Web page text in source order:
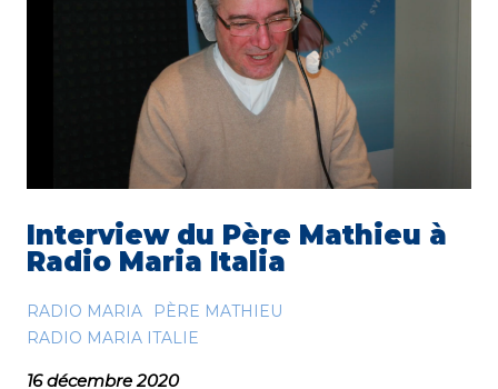
Interview du Père Mathieu à
Radio Maria Italia
RADIO MARIA
PÈRE MATHIEU
RADIO MARIA ITALIE
16 décembre 2020